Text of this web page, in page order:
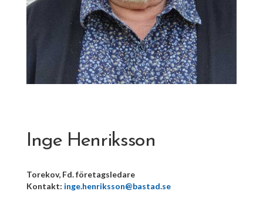
Inge Henriksson
Torekov, Fd. företagsledare
Kontakt: inge.henriksson@bastad.se